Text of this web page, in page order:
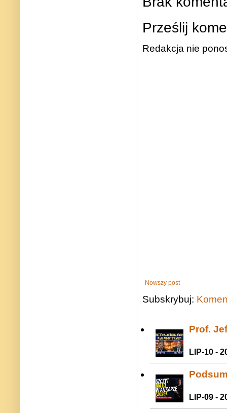
Prześlij
Redakcja nie
Nowszy post
Subskrybuj:
Prof.
LIP-10 -
LIP-09 -